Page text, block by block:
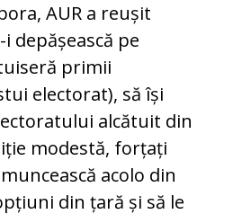
AUR a reușit
depășească pe
primii
electorat), să își
alcătuit din
modestă, forțați
acolo din
din țară și să le